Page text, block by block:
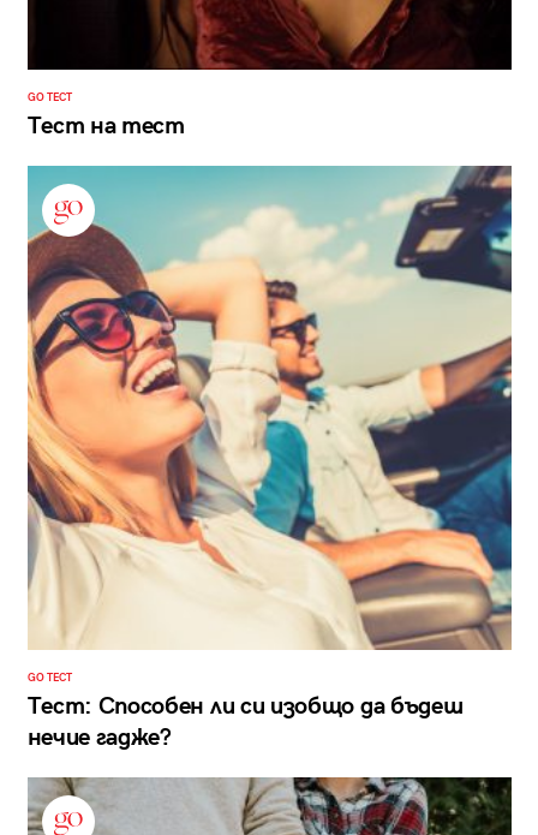
GO ТЕСТ
Тест на тест
GO ТЕСТ
Тест: Способен ли си изобщо да бъдеш
нечие гадже?